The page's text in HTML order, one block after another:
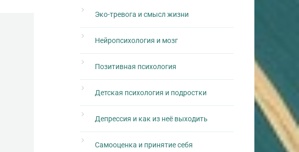
Эко-тревога и смысл жизни
Нейропсихология и мозг
Позитивная психология
Детская психология и подростки
Депрессия и как из неё выходить
Самооценка и принятие себя